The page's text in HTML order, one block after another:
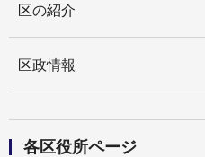
区の紹介
区政情報
各区役所ページ